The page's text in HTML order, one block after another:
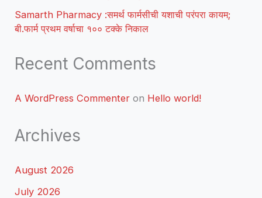
Samarth Pharmacy :समर्थ फार्मसीची यशाची परंपरा कायम;
बी.फार्म प्रथम वर्षाचा १०० टक्के निकाल
Recent Comments
A WordPress Commenter on Hello world!
Archives
August 2026
July 2026